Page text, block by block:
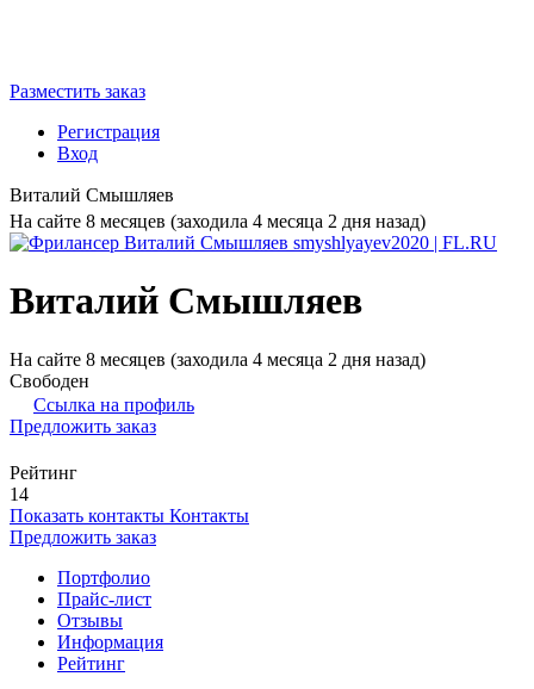
Разместить заказ
Регистрация
Вход
Виталий Смышляев
На сайте 8 месяцев (заходила 4 месяца 2 дня назад)
Виталий Смышляев
На сайте 8 месяцев (заходила 4 месяца 2 дня назад)
Свободен
Ссылка на профиль
Предложить заказ
Рейтинг
14
Показать контакты Контакты
Предложить заказ
Портфолио
Прайс-лист
Отзывы
Информация
Рейтинг